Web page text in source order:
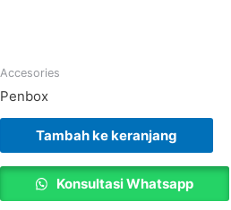
Accesories
Penbox
Tambah ke keranjang
Konsultasi Whatsapp